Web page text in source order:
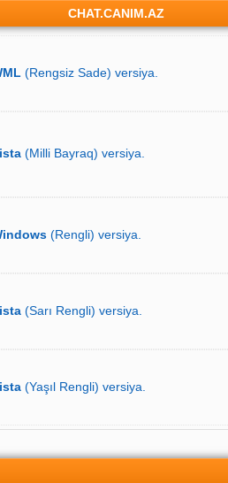
CHAT.CANIM.AZ
(Rengsiz Sade) versiya.
(Milli Bayraq) versiya.
(Rengli) versiya.
(Sarı Rengli) versiya.
(Yaşıl Rengli) versiya.